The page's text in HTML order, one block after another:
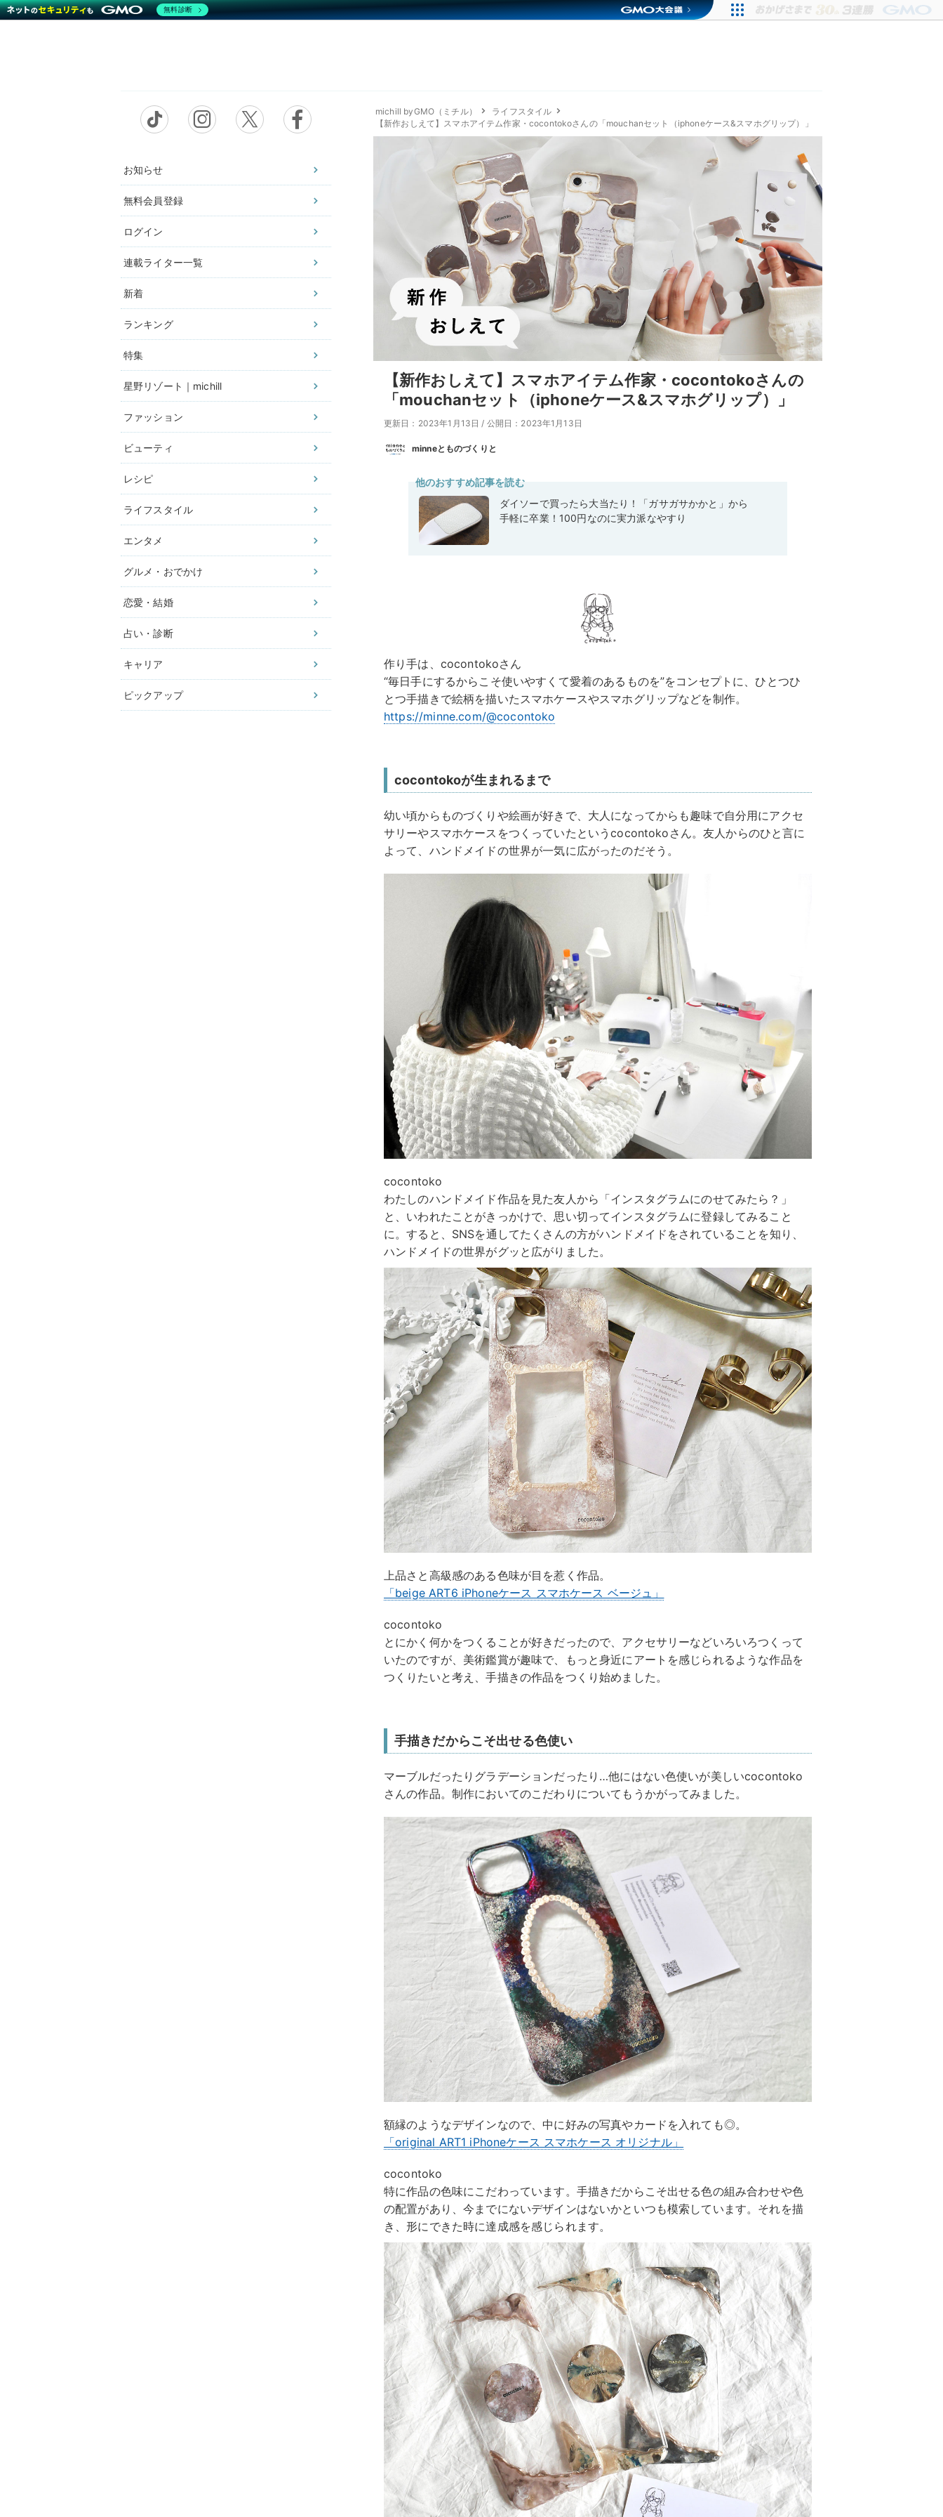
お知らせ
無料会員登録
ログイン
連載ライター一覧
新着
ランキング
特集
星野リゾート｜michill
ファッション
ビューティ
レシピ
ライフスタイル
エンタメ
グルメ・おでかけ
恋愛・結婚
占い・診断
キャリア
ピックアップ
michill byGMO（ミチル）
ライフスタイル
【新作おしえて】スマホアイテム作家・cocontokoさんの「mouchanセット（iphoneケース&スマホグリップ）」
【新作おしえて】スマホアイテム作家・cocontokoさんの
「mouchanセット（iphoneケース&スマホグリップ）」
更新日：2023年1月13日 / 公開日：2023年1月13日
minneとものづくりと
他のおすすめ記事を読む
ダイソーで買ったら大当たり！「ガサガサかかと」から
手軽に卒業！100円なのに実力派なやすり
作り手は、cocontokoさん
“毎日手にするからこそ使いやすくて愛着のあるものを”をコンセプトに、ひとつひ
とつ手描きで絵柄を描いたスマホケースやスマホグリップなどを制作。
https://minne.com/@cocontoko
cocontokoが生まれるまで
幼い頃からものづくりや絵画が好きで、大人になってからも趣味で自分用にアクセ
サリーやスマホケースをつくっていたというcocontokoさん。友人からのひと言に
よって、ハンドメイドの世界が一気に広がったのだそう。
cocontoko
わたしのハンドメイド作品を見た友人から「インスタグラムにのせてみたら？」
と、いわれたことがきっかけで、思い切ってインスタグラムに登録してみること
に。すると、SNSを通してたくさんの方がハンドメイドをされていることを知り、
ハンドメイドの世界がグッと広がりました。
上品さと高級感のある色味が目を惹く作品。
「beige ART6 iPhoneケース スマホケース ベージュ」
cocontoko
とにかく何かをつくることが好きだったので、アクセサリーなどいろいろつくって
いたのですが、美術鑑賞が趣味で、もっと身近にアートを感じられるような作品を
つくりたいと考え、手描きの作品をつくり始めました。
手描きだからこそ出せる色使い
マーブルだったりグラデーションだったり…他にはない色使いが美しいcocontoko
さんの作品。制作においてのこだわりについてもうかがってみました。
額縁のようなデザインなので、中に好みの写真やカードを入れても◎。
「original ART1 iPhoneケース スマホケース オリジナル」
cocontoko
特に作品の色味にこだわっています。手描きだからこそ出せる色の組み合わせや色
の配置があり、今までにないデザインはないかといつも模索しています。それを描
き、形にできた時に達成感を感じられます。
無料診断